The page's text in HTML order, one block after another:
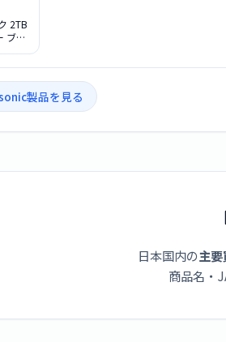
2TB
ブル
製品を見る
日本国内の主
商品名・